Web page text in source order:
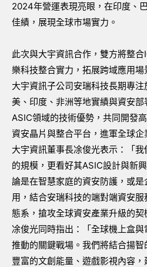
2024年營運表現亮眼，在印度、
佳績，展現全球市場實力。
此次與大宇資訊合作，雙方將整
樂科技整合實力，拓展跨域應用場
大宇資訊子公司安瑞科技長期專
美、印度、非洲等地實績與資安
ASIC領域的技術優勢，共同開發
資安晶片與整合平台，進軍全球企
大宇資訊董事長凃俊光表示：「
的規模，更看好其ASIC設計與新
論是在智慧家庭的資安防護，或
用，結合安瑞科技的端對端資安
態系，搶攻全球資安產業升級的契
凃俊光同時指出：「全球機上盒
推動的關鍵戰場。我們將結合揚
豐富的文創能量、遊戲影視內容